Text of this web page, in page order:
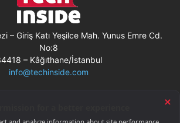
– Giriş Katı Yeşilce Mah. Yunus Emre Cd.
No:8
– Kâğıthane/İstanbul
info@techinside.com
Gizlilik Bildirimi